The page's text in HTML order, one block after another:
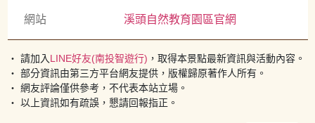
網站 溪頭自然教育園區官網
・ 請加入LINE好友(南投智遊行) ，取得本景點最新資訊與活動內容。
・ 部分資訊由第三方平台網友提供，版權歸原著作人所有。
・ 網友評論僅供參考，不代表本站立場。
・ 以上資訊如有疏誤，懇請回報指正。